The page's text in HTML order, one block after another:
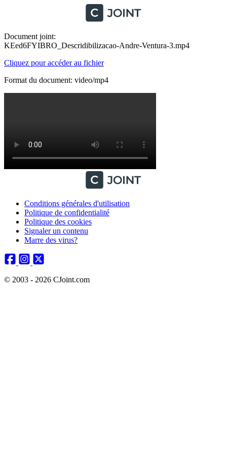
Document joint:
KEed6FYIBRO_Descridibilizacao-Andre-Ventura-3.mp4
Cliquez pour accéder au fichier
Format du document: video/mp4
Conditions générales d'utilisation
Politique de confidentialité
Politique des cookies
Signaler un contenu
Marre des virus?
© 2003 - 2026 CJoint.com